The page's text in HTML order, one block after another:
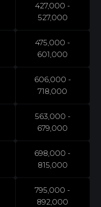
427,000 -
527,000
475,000 -
601,000
606,000 -
718,000
563,000 -
679,000
698,000 -
815,000
795,000 -
892,000